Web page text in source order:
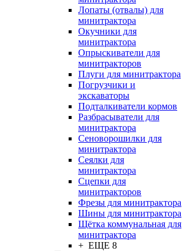
Лопаты (отвалы) для
минитрактора
Окучники для
минитрактора
Опрыскиватели для
минитракторов
Плуги для минитрактора
Погрузчики и
экскаваторы
Подталкиватели кормов
Разбрасыватели для
минитрактора
Сеноворошилки для
минитрактора
Сеялки для
минитрактора
Сцепки для
минитракторов
Фрезы для минитрактора
Шины для минитрактора
Щётка коммунальная для
минитрактора
+ ЕЩЕ 8